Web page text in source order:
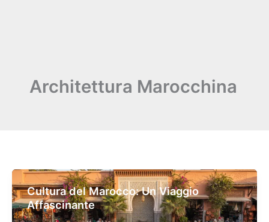
Architettura Marocchina
Cultura del Marocco: Un Viaggio
Affascinante